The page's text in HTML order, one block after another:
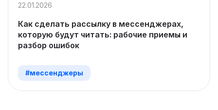
#мессенджеры
22.01.2026
Как сделать рассылку в мессенджерах,
которую будут читать: рабочие приемы и
разбор ошибок